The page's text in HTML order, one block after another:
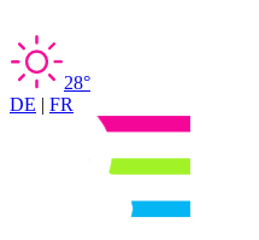
28°
DE | FR